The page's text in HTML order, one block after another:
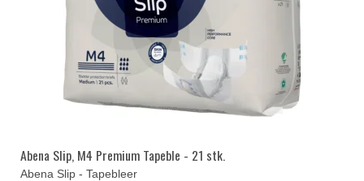
Abena Slip, M4 Premium Tapeble - 21 stk.
Abena Slip - Tapebleer